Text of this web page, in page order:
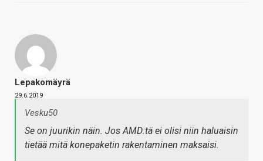
Lepakomäyrä
29.6.2019
Vesku50
Se on juurikin näin. Jos AMD:tä ei olisi niin haluaisin
tietää mitä konepaketin rakentaminen maksaisi.